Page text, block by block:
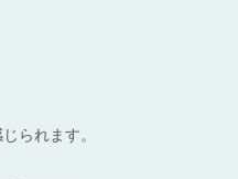
られます。